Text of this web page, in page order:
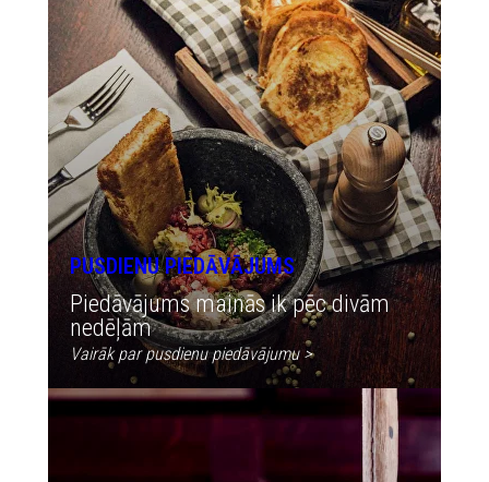
PUSDIENU PIEDĀVĀJUMS
Piedāvājums mainās ik pēc divām
nedēļām
Vairāk par pusdienu piedāvājumu >